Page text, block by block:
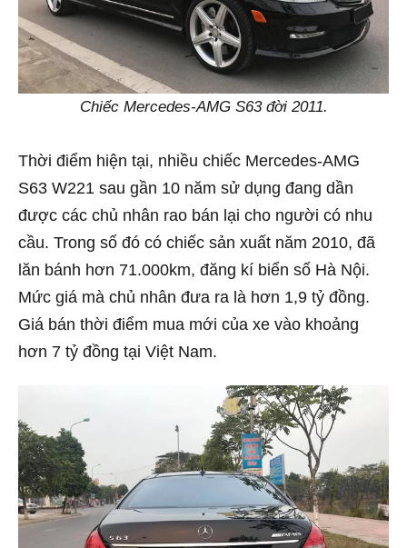
Chiếc Mercedes-AMG S63 đời 2011.
Thời điểm hiện tại, nhiều chiếc Mercedes-AMG
S63 W221 sau gần 10 năm sử dụng đang dần
được các chủ nhân rao bán lại cho người có nhu
cầu. Trong số đó có chiếc sản xuất năm 2010, đã
lăn bánh hơn 71.000km, đăng kí biển số Hà Nội.
Mức giá mà chủ nhân đưa ra là hơn 1,9 tỷ đồng.
Giá bán thời điểm mua mới của xe vào khoảng
hơn 7 tỷ đồng tại Việt Nam.